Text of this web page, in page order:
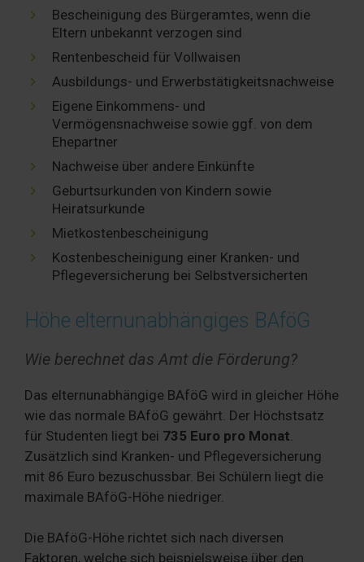
Bescheinigung des Bürgeramtes, wenn die
Eltern unbekannt verzogen sind
Rentenbescheid für Vollwaisen
Ausbildungs- und Erwerbstätigkeitsnachweise
Eigene Einkommens- und
Vermögensnachweise sowie ggf. von dem
Ehepartner
Nachweise über andere Einkünfte
Geburtsurkunden von Kindern sowie
Heiratsurkunde
Mietkostenbescheinigung
Kostenbescheinigung einer Kranken- und
Pflegeversicherung bei Selbstversicherten
Höhe elternunabhängiges BAföG
Wie berechnet das Amt die Förderung?
Das elternunabhängige BAföG wird in gleicher Höhe
wie das normale BAföG gewährt. Der Höchstsatz
für Studenten liegt bei 735 Euro pro Monat
Zusätzlich sind Kranken- und Pflegeversicherung
mit 86 Euro bezuschussbar. Bei Schülern liegt die
maximale BAföG-Höhe niedriger.
Die BAföG-Höhe richtet sich nach diversen
Faktoren, welche sich beispielsweise über den